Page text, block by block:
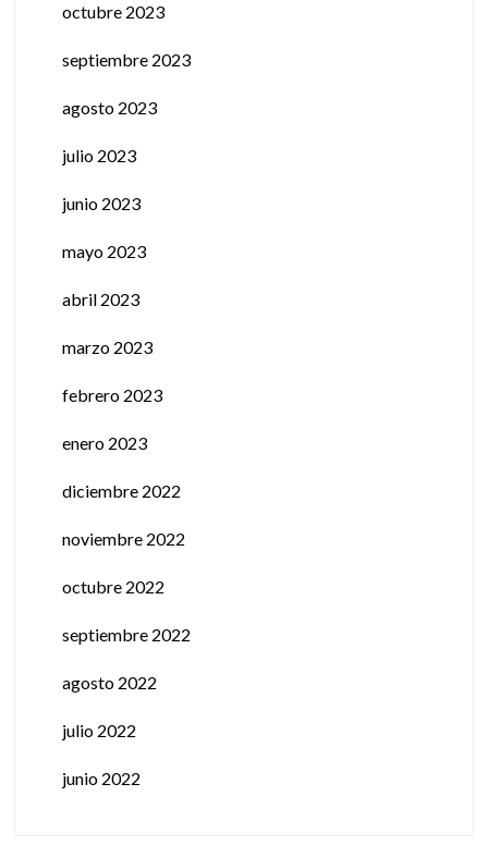
octubre 2023
septiembre 2023
agosto 2023
julio 2023
junio 2023
mayo 2023
abril 2023
marzo 2023
febrero 2023
enero 2023
diciembre 2022
noviembre 2022
octubre 2022
septiembre 2022
agosto 2022
julio 2022
junio 2022